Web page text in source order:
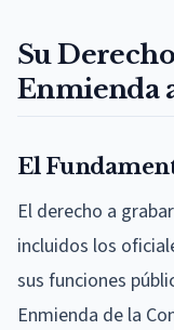
Su
Enmienda
El
El derecho a
incluidos los
sus funciones
Enmienda de la